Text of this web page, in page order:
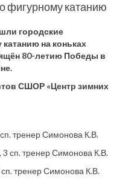
ВАКАНСИИ
фигурному катанию
городские
на коньках
80-летию Победы в
СШОР «Центр зимних
тренер Симонова К.В.
3 сп. тренер Симонова К.В.
тренер Симонова К.В.